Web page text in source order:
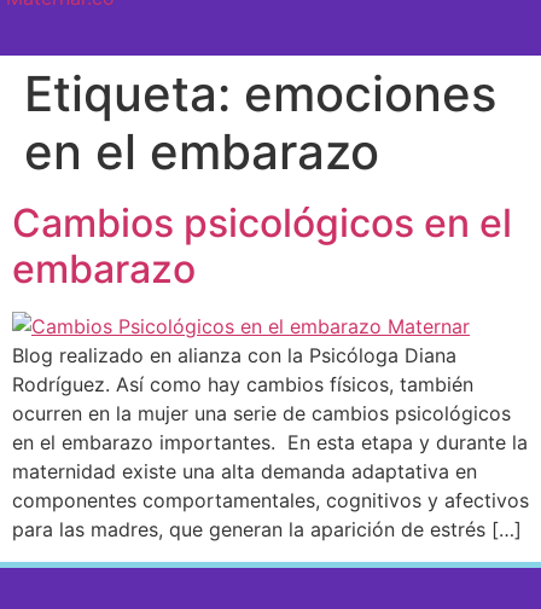
Etiqueta: emociones
en el embarazo
Cambios psicológicos en el
embarazo
Blog realizado en alianza con la Psicóloga Diana
Rodríguez. Así como hay cambios físicos, también
ocurren en la mujer una serie de cambios psicológicos
en el embarazo importantes. En esta etapa y durante la
maternidad existe una alta demanda adaptativa en
componentes comportamentales, cognitivos y afectivos
para las madres, que generan la aparición de estrés […]